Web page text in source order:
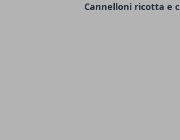
Cannelloni ricotta e